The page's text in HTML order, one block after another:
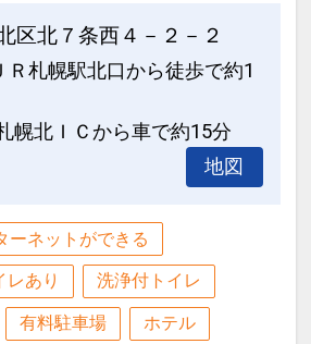
のご利用について
およびタブレットなどＷ
える機器をお持ちのお客様
接続によるインターネット
法はフロントスタッフま
ください。
ソコンはご用意がござい
ご了承ください。
保護への取り組み━━
製品の削減のため、お部屋
アメニティを必要最小限に
彩なアメニティをご用意
で、ご利用分をお部屋ま
い。
区北７条西４－２－２
Ｒ札幌駅北口から徒歩で約1
幌北ＩＣから車で約15分
地図
ーネットができる
レあり 洗浄付トイレ
有料駐車場 ホテル